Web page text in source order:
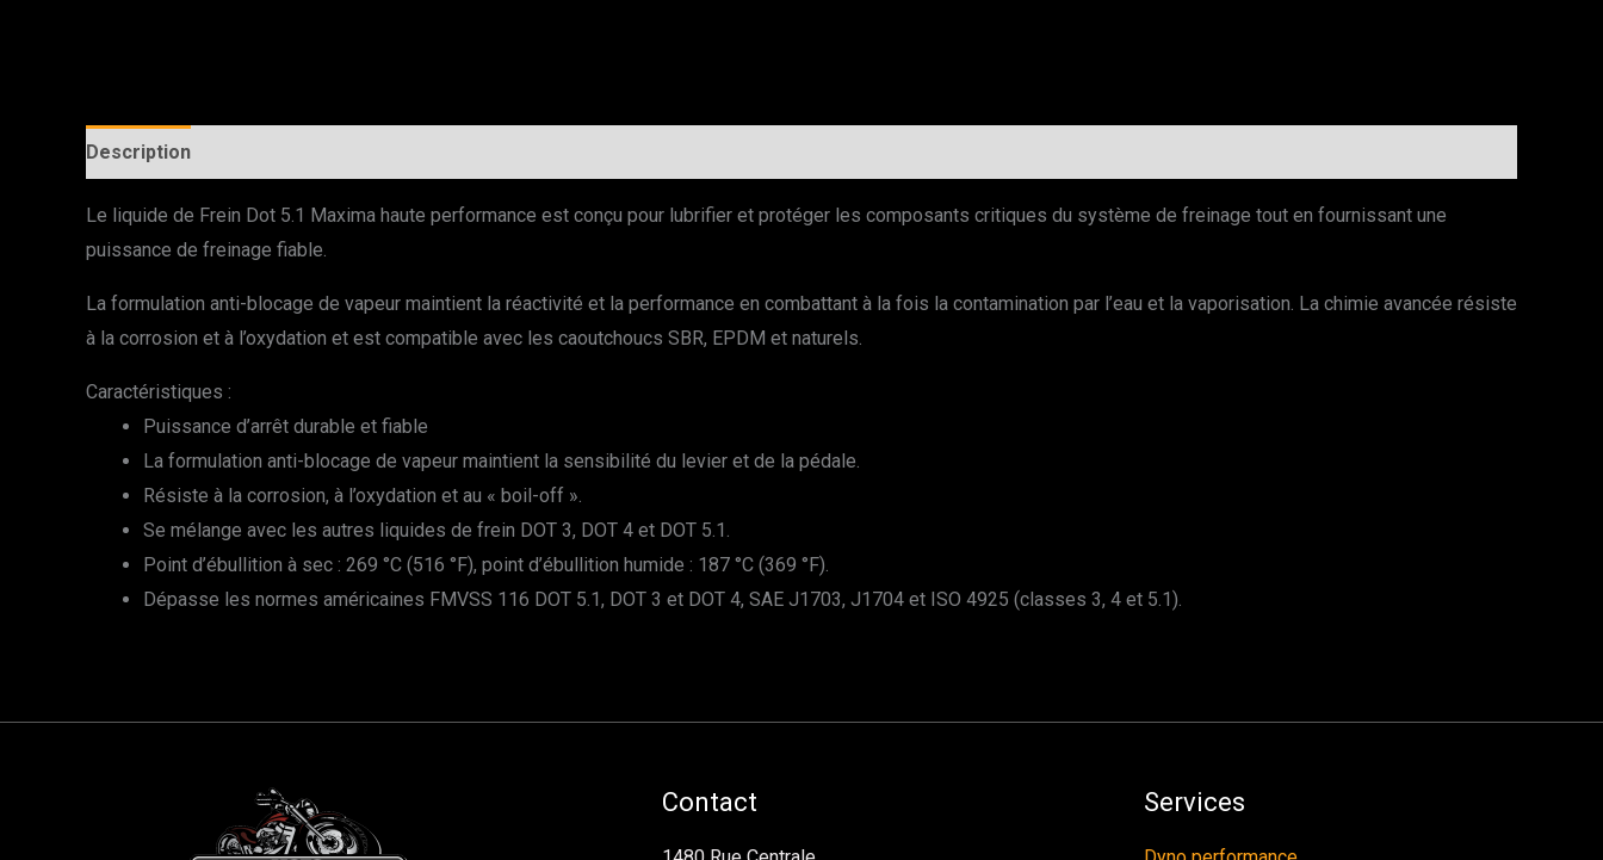
Description
Le liquide de Frein Dot 5.1 Maxima haute performance est conçu pour lubrifier et protéger les composants critiques du système de freinage tout en fournissant une
puissance de freinage fiable.
La formulation anti-blocage de vapeur maintient la réactivité et la performance en combattant à la fois la contamination par l’eau et la vaporisation. La chimie avancée résiste
à la corrosion et à l’oxydation et est compatible avec les caoutchoucs SBR, EPDM et naturels.
Caractéristiques :
Puissance d’arrêt durable et fiable
La formulation anti-blocage de vapeur maintient la sensibilité du levier et de la pédale.
Résiste à la corrosion, à l’oxydation et au « boil-off ».
Se mélange avec les autres liquides de frein DOT 3, DOT 4 et DOT 5.1.
Point d’ébullition à sec : 269 °C (516 °F), point d’ébullition humide : 187 °C (369 °F).
Dépasse les normes américaines FMVSS 116 DOT 5.1, DOT 3 et DOT 4, SAE J1703, J1704 et ISO 4925 (classes 3, 4 et 5.1).
Contact Services